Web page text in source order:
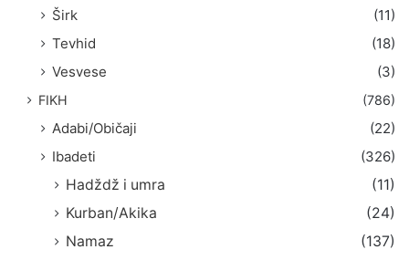
Širk
(11)
Tevhid
(18)
Vesvese
(3)
FIKH (786)
Adabi/Običaji
(22)
Ibadeti
(326)
Hadždž i umra
(11)
Kurban/Akika
(24)
Namaz
(137)